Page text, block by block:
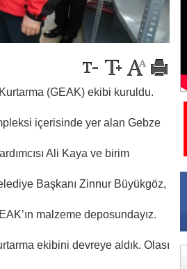
(GEAK) ekibi kuruldu.
içerisinde yer alan Gebze
Ali Kaya ve birim
Başkanı Zinnur Büyükgöz,
malzeme deposundayız.
ekibini devreye aldık. Olası